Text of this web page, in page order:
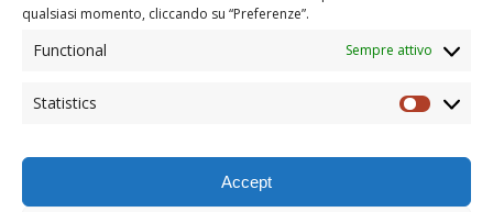
qualsiasi momento, cliccando su “Preferenze”.
Functional Sempre attivo
Statistics
Accept
NoWalls è molto più di un nome: è un invito a superare
barriere, pregiudizi e confini mentali.Quest’anno, con
questa attività abbiamo riflettuto insieme
dell’inclusione.Grazie a chi ha partecipato, condiviso